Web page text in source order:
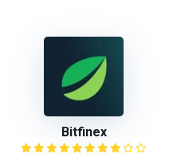
Bitfinex